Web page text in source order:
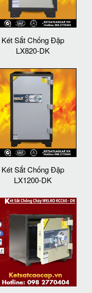
Két Sắt Chống Đập
LX820-DK
Két Sắt Chống Đập
LX1200-DK